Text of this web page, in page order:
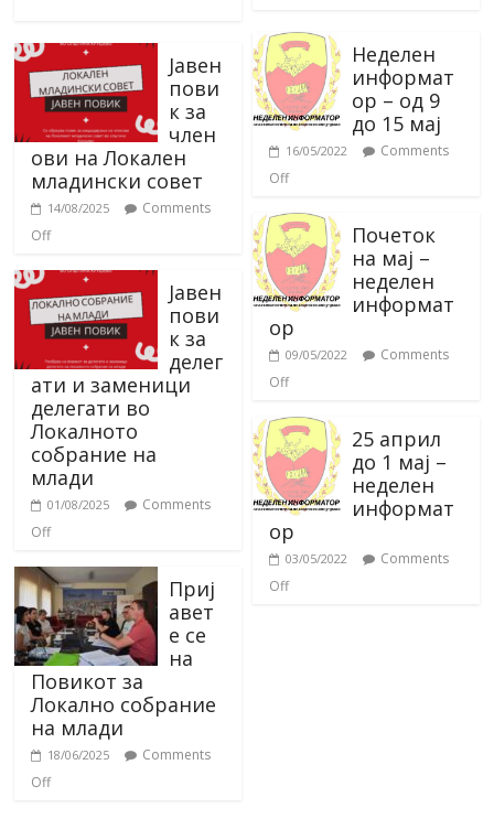
Јавен
пови
к за
член
ови на Локален
младински совет
14/08/2025
Comments
Off
Јавен
пови
к за
делег
ати и заменици
делегати во
Локалното
собрание на
млади
01/08/2025
Comments
Off
Приј
авет
е се
на
Повикот за
Локално собрание
на млади
18/06/2025
Comments
Off
Неделен
информат
ор – од 9
до 15 мај
16/05/2022
Comments
Off
Почеток
на мај –
неделен
информат
ор
09/05/2022
Comments
Off
25 април
до 1 мај –
неделен
информат
ор
03/05/2022
Comments
Off